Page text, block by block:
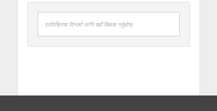
प्रतिक्रिया दिनको लागि यहाँ क्लिक गर्नुहोस्